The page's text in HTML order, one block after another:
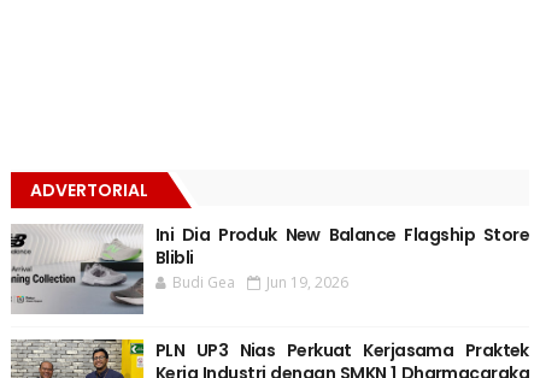
ADVERTORIAL
Ini Dia Produk New Balance Flagship Store
Blibli
Budi Gea Jun 19, 2026
PLN UP3 Nias Perkuat Kerjasama Praktek